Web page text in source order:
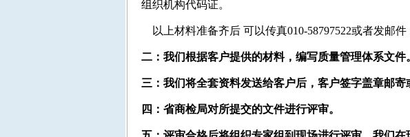
组织机构代码证。
以上材料准备齐后 可以传真010-58797522或者发邮件
二：我们根据客户提供的材料，编写质量管理体系文件
三：我们将全套资料发送给客户后，客户签字盖章邮寄
四：省商检局对所提交的文件进行评审。